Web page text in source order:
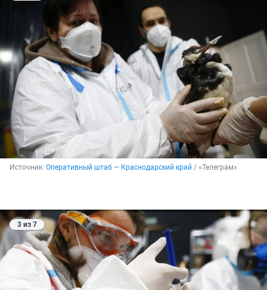
Источник: Оперативный штаб — Краснодарский край / «Телеграм»
3 из 7